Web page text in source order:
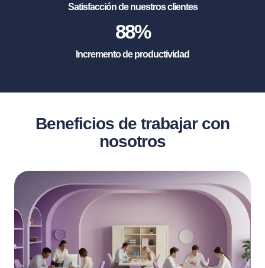
Satisfacción de nuestros clientes
88%
Incremento de productividad
Beneficios de trabajar con
nosotros